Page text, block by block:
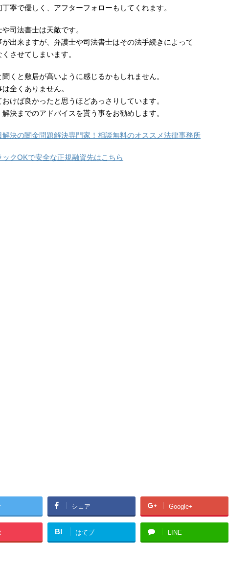
寧で優しく、アフターフォローもしてくれます。
司法書士は天敵です。
出来ますが、弁護士や司法書士はその法手続きによって
させてしまいます。
くと敷居が高いように感じるかもしれません。
全くありません。
けば良かったと思うほどあっさりしています。
決までのアドバイスを貰う事をお勧めします。
決の闇金問題解決専門家！相談無料のオススメ法律事務所
クOKで安全な正規融資先はこちら
シェア Google+
B! はてブ LINE